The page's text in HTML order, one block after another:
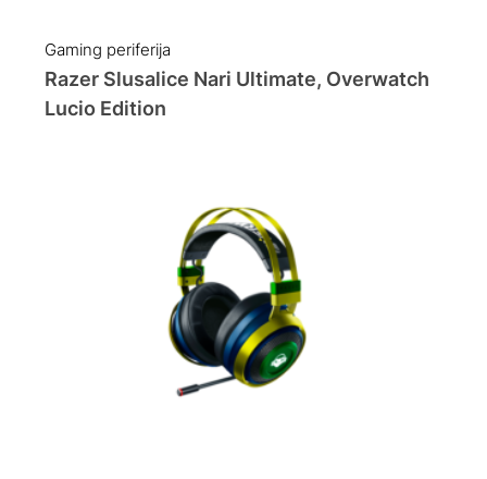
was:
169.90 KM.
is:
141.90 KM.
Gaming periferija
Razer Slusalice Nari Ultimate, Overwatch
Lucio Edition